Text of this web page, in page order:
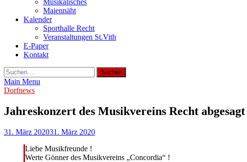
Musikalisches
Maiennäht
Kalender
Sporthalle Recht
Veranstaltungen St.Vith
E-Paper
Kontakt
Suchen
nach:
Main Menu
Dorfnews
Jahreskonzert des Musikvereins Recht abgesagt
31. März 202031. März 2020
Liebe Musikfreunde !
Werte Gönner des Musikvereins „Concordia“ !